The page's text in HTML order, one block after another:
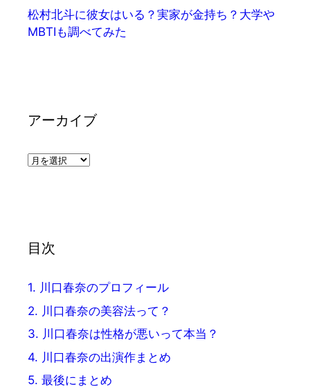
松村北斗に彼女はいる？実家が金持ち？大学や
MBTIも調べてみた
アーカイブ
ア
目次
1. 川口春奈のプロフィール
2. 川口春奈の美容法って？
3. 川口春奈は性格が悪いって本当？
4. 川口春奈の出演作まとめ
5. 最後にまとめ